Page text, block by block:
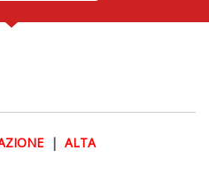
| ALTA